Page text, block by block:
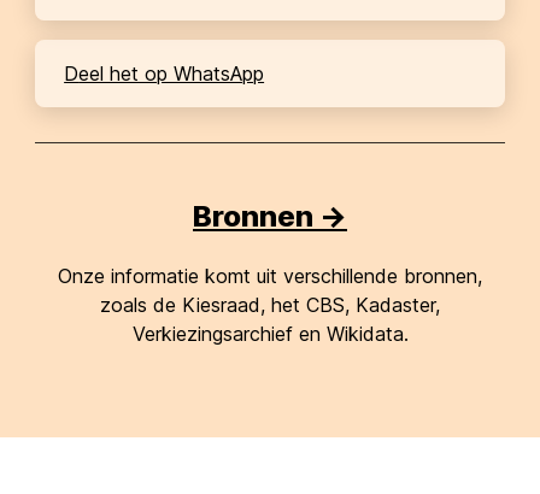
Deel het op WhatsApp
Bronnen ->
Onze informatie komt uit verschillende bronnen,
zoals de Kiesraad, het CBS, Kadaster,
Verkiezingsarchief en Wikidata.